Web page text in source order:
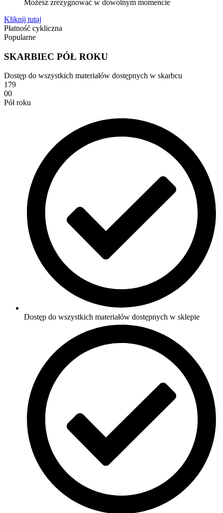
Możesz zrezygnować w dowolnym momencie
Kliknij tutaj
Płatność cykliczna
Popularne
SKARBIEC PÓŁ ROKU
Dostęp do wszystkich materiałów dostępnych w skarbcu
179
00
Pół roku
Dostęp do wszystkich materiałów dostępnych w sklepie